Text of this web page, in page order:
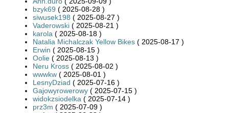
bzyk69 ( 2025-08-28 )
siwusek198 ( 2025-08-27 )
Vaderowski ( 2025-08-21 )
karola ( 2025-08-18 )
Natalia Michalczak Yellow Bikes ( 2025-08-17 )
Erwin ( 2025-08-15 )
Oolie ( 2025-08-13 )
Neru Kross ( 2025-08-02 )
wwwkw ( 2025-08-01 )
LesnyDziad ( 2025-07-16 )
Gajowyrowerowy ( 2025-07-15 )
widokzsiodelka ( 2025-07-14 )
prz3m ( 2025-07-09 )